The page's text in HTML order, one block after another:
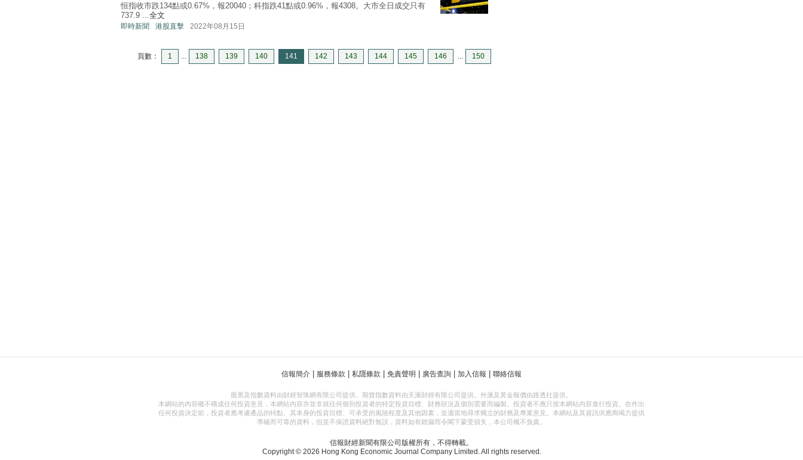
恒指收市跌134點或0.67%，報20040；科指跌41點或0.96%，報4308。大市全日成交只有
737.9 ... 全文
即時新聞 港股直擊 2022年08月15日
頁數： 1 138 139 140 141 142 143 144 145 146 150
信報簡介 服務條款 私隱條款 免責聲明 廣告查詢 加入信報 聯絡信報
股票及指數資料由財經智珠網有限公司提供。期貨指數資料由天滙財經有限公司提供。外滙及黃金報價由路透社提供。
本網站的內容概不構成任何投資意見，本網站內容亦並非就任何個別投資者的特定投資目標、財務狀況及個別需要而編製。投資者不應只按本網站內容進行投資。在作出
任何投資決定前，投資者應考慮產品的特點、其本身的投資目標、可承受的風險程度及其他因素，並適當地尋求獨立的財務及專業意見。本網站及其資訊供應商竭力提供
準確而可靠的資料，但並不保證資料絕對無誤，資料如有錯漏而令閣下蒙受損失，本公司概不負責。
信報財經新聞有限公司版權所有，不得轉載。
Copyright © 2026 Hong Kong Economic Journal Company Limited. All rights reserved.